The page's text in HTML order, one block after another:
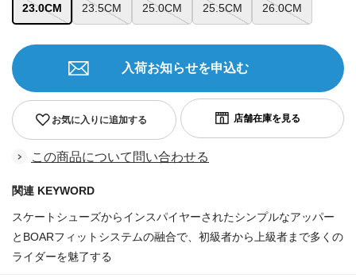
23.0CM 23.5CM 25.0CM 25.5CM 26.0CM
お気に入りに追加する
入荷お知らせを申込む
この商品について問い合わせる
関連 KEYWORD
スケートシューズからインスパイヤーされたシンプルなアッパー
とBOARフィットシステムの融合で、初級者から上級者まで多くの
ライダーを魅了する